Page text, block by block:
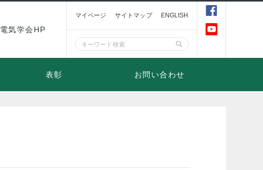
電気学会HP
マイページ サイトマップ ENGLISH
表彰 お問い合わせ